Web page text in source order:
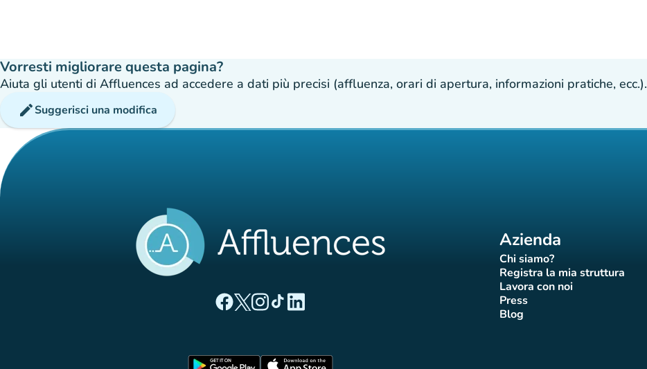
Vorresti migliorare questa pagina?
Aiuta gli utenti di Affluences ad accedere a dati più precisi (affluenza, orari di apertura, informazioni pratiche, ecc.).
editSuggerisci una modifica
(nuova scheda)
(nuova scheda)
(nuova scheda)
(nuova scheda)
(nuova scheda)
Azienda
Chi siamo?(nuova scheda)
Registra la mia struttura
(nuova scheda)
Lavora con noi
(nuova scheda)
Press(nuova scheda)
Blog(nuova scheda)